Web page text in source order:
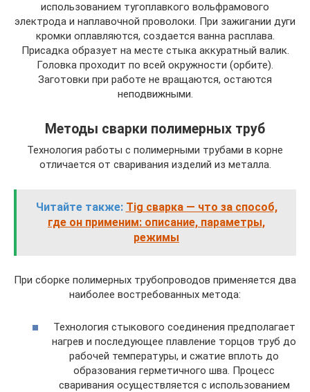
использованием тугоплавкого вольфрамового
электрода и наплавочной проволоки. При зажигании дуги
кромки оплавляются, создается ванна расплава.
Присадка образует на месте стыка аккуратный валик.
Головка проходит по всей окружности (орбите).
Заготовки при работе не вращаются, остаются
неподвижными.
Методы сварки полимерных труб
Технология работы с полимерными трубами в корне
отличается от сваривания изделий из металла.
Читайте также: Tig сварка — что за способ,
где он применим: описание, параметры,
режимы
При сборке полимерных трубопроводов применяется два
наиболее востребованных метода:
Технология стыкового соединения предполагает
нагрев и последующее плавление торцов труб до
рабочей температуры, и сжатие вплоть до
образования герметичного шва. Процесс
сваривания осуществляется с использованием